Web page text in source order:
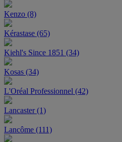
Kenzo (8)
Kérastase (65)
Kiehl's Since 1851 (34)
Kosas (34)
L'Oréal Professionnel (42)
Lancaster (1)
Lancôme (111)